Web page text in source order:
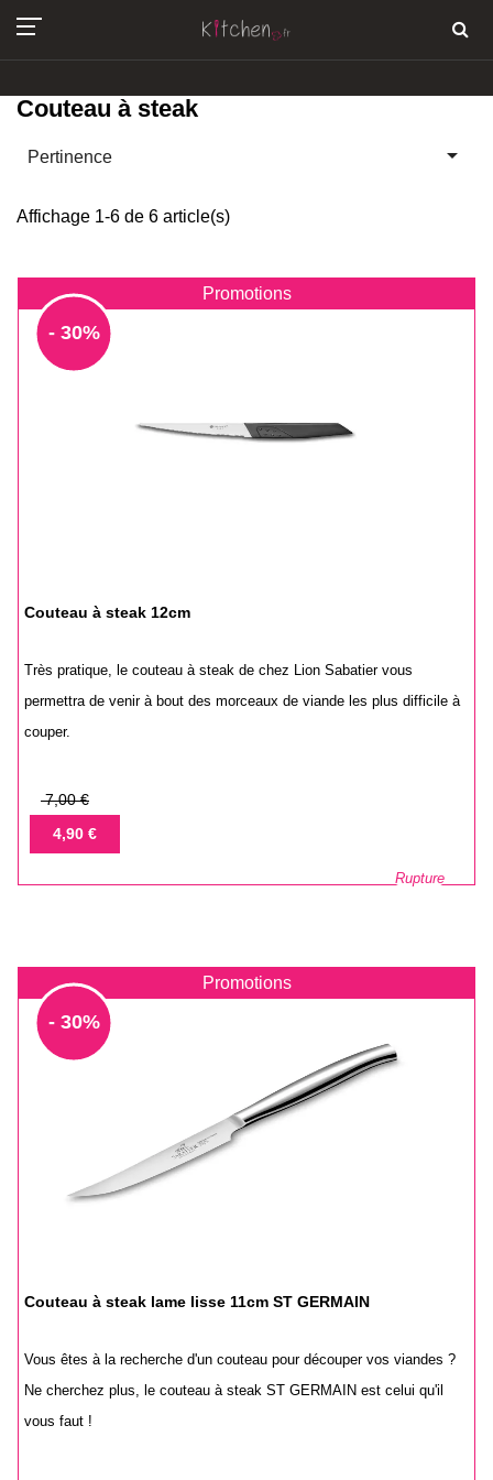
Couteau à steak
Pertinence 
Affichage 1-6 de 6 article(s)
Promotions
- 30%
Couteau à steak 12cm
Très pratique, le couteau à steak de chez Lion Sabatier vous
permettra de venir à bout des morceaux de viande les plus difficile à
couper.
Prix
base
7,00 €
Prix4,90 €
Rupture
Promotions
- 30%
Couteau à steak lame lisse 11cm ST GERMAIN
Vous êtes à la recherche d'un couteau pour découper vos viandes ?
Ne cherchez plus, le couteau à steak ST GERMAIN est celui qu'il
vous faut !